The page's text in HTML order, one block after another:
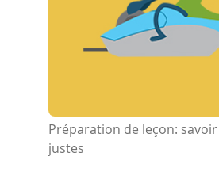
Préparation de leçon:
justes